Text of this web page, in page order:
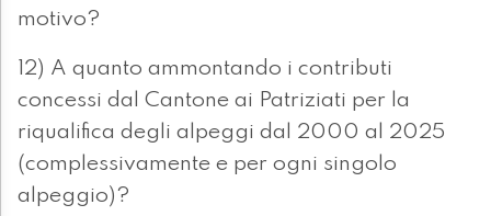
motivo?
12) A quanto ammontando i contributi
concessi dal Cantone ai Patriziati per la
riqualifica degli alpeggi dal 2000 al 2025
(complessivamente e per ogni singolo
alpeggio)?